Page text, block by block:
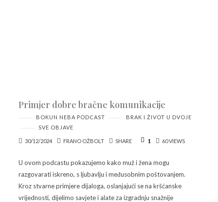
Primjer dobre bračne komunikacije
BOKUN NEBA PODCAST
BRAK I ŽIVOT U DVOJE
SVE OBJAVE
30/12/2024 FRANO OŽBOLT SHARE 1 60 VIEWS
U ovom podcastu pokazujemo kako muž i žena mogu
razgovarati iskreno, s ljubavlju i međusobnim poštovanjem.
Kroz stvarne primjere dijaloga, oslanjajući se na kršćanske
vrijednosti, dijelimo savjete i alate za izgradnju snažnije